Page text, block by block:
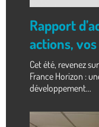
Rapport
actions,
Cet été, revenez
France Horizon :
développement...